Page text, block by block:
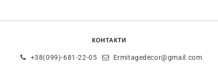
КОНТАКТИ
+38(099)-681-22-05 Ermitagedecor@gmail.com